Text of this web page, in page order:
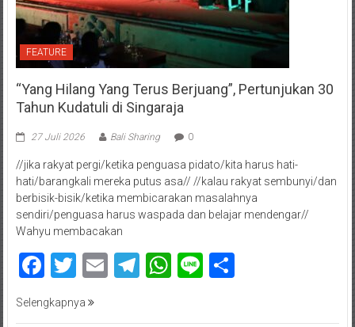
FEATURE
“Yang Hilang Yang Terus Berjuang”, Pertunjukan 30
Tahun Kudatuli di Singaraja
27 Juli 2026 Bali Sharing 0
//jika rakyat pergi/ketika penguasa pidato/kita harus hati-
hati/barangkali mereka putus asa// //kalau rakyat sembunyi/dan
berbisik-bisik/ketika membicarakan masalahnya
sendiri/penguasa harus waspada dan belajar mendengar//
Wahyu membacakan
Facebook
Twitter
EmailTelegram
WhatsApp
Line
Selengkapnya